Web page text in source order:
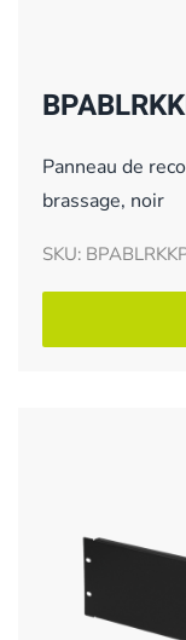
Panneau de
brassage, noir
SKU: